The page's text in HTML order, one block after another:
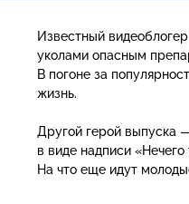
Известный
уколами опасным
В погоне за
жизнь.
Другой герой выпуска
в виде надписи
На что еще идут